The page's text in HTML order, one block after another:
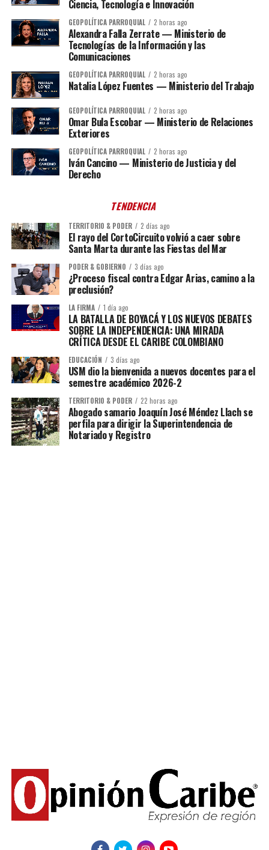
Ciencia, Tecnología e Innovación
GEOPOLÍTICA PARROQUIAL 2 horas ago
Alexandra Falla Zerrate — Ministerio de
Tecnologías de la Información y las
Comunicaciones
GEOPOLÍTICA PARROQUIAL 2 horas ago
Natalia López Fuentes — Ministerio del Trabajo
GEOPOLÍTICA PARROQUIAL 2 horas ago
Omar Bula Escobar — Ministerio de Relaciones
Exteriores
GEOPOLÍTICA PARROQUIAL 2 horas ago
Iván Cancino — Ministerio de Justicia y del
Derecho
TENDENCIA
TERRITORIO & PODER 2 días ago
El rayo del CortoCircuito volvió a caer sobre
Santa Marta durante las Fiestas del Mar
PODER & GOBIERNO 3 días ago
¿Proceso fiscal contra Edgar Arias, camino a la
preclusión?
LA FIRMA 1 día ago
LA BATALLA DE BOYACÁ Y LOS NUEVOS DEBATES
SOBRE LA INDEPENDENCIA: UNA MIRADA
CRÍTICA DESDE EL CARIBE COLOMBIANO
EDUCACIÓN 3 días ago
USM dio la bienvenida a nuevos docentes para el
semestre académico 2026-2
TERRITORIO & PODER 22 horas ago
Abogado samario Joaquín José Méndez Llach se
perfila para dirigir la Superintendencia de
Notariado y Registro